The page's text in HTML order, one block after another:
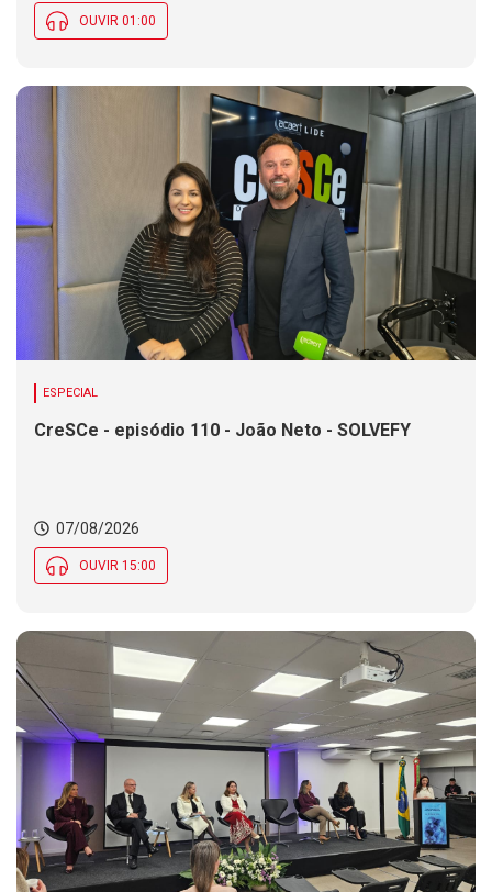
OUVIR 01:00
ESPECIAL
CreSCe - episódio 110 - João Neto - SOLVEFY
07/08/2026
OUVIR 15:00